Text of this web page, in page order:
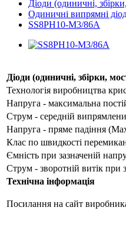
Діоди (одиничні,
Одиничні випрямні
SS8PH10-M3/86A
Діоди (одиничні, збірки,
Технологія виробництва
Напруга - максимальна
Струм - середній
Напруга - пряме падіння
Клас по швидкості
Ємність при зазначеній
Струм - зворотній витік при
Технічна інформація
Посилання на сайт